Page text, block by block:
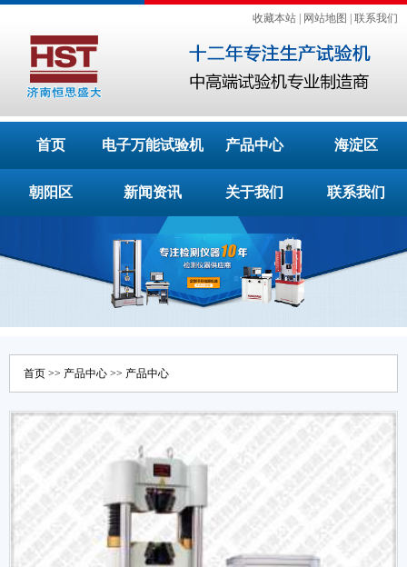
收藏本站 网站地图 联系我们
首页 电子万能试验机 产品中心 海淀区
朝阳区 新闻资讯 关于我们 联系我们
首页 >> 产品中心 >> 产品中心